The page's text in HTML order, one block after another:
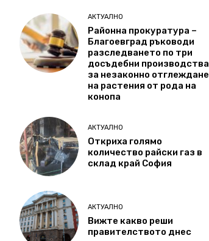
АКТУАЛНО
Районна прокуратура –
Благоевград ръководи
разследването по три
досъдебни производства
за незаконно отглеждане
на растения от рода на
конопа
АКТУАЛНО
Откриха голямо
количество райски газ в
склад край София
АКТУАЛНО
Вижте какво реши
правителството днес